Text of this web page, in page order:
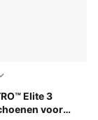
Elite 3
voor
Deep Plum